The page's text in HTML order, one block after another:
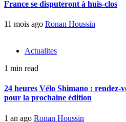
France se disputeront à huis-clos
11 mois ago Ronan Houssin
Actualites
1 min read
24 heures Vélo Shimano : rendez-
pour la prochaine édition
1 an ago Ronan Houssin